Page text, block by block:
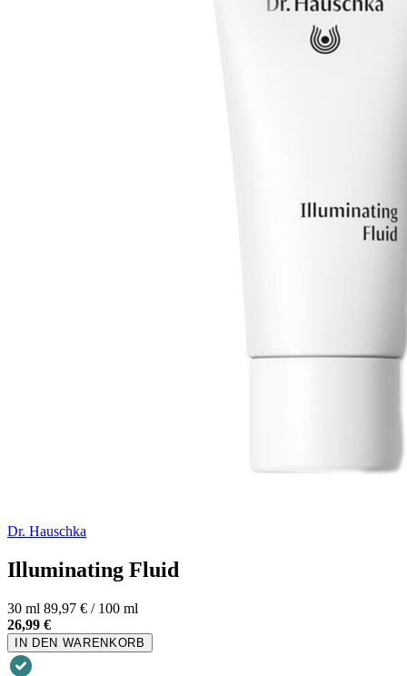
Dr. Hauschka
Illuminating Fluid
30 ml 89,97 € / 100 ml
26,99 €
IN DEN WARENKORB